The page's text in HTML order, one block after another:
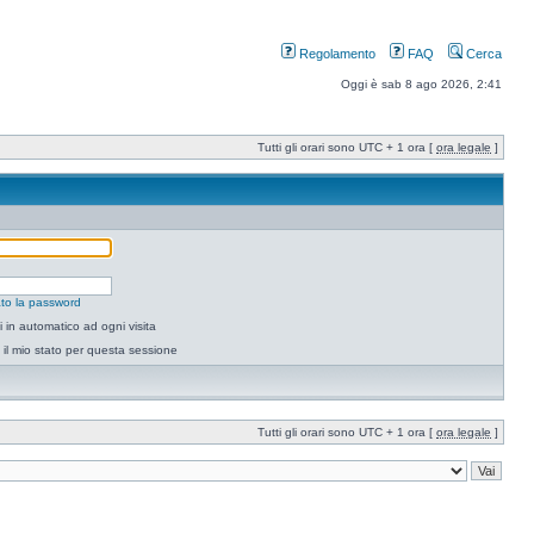
Regolamento FAQ Cerca
Oggi è sab 8 ago 2026, 2:41
Tutti gli orari sono UTC + 1 ora [ ora legale ]
la password
in automatico ad ogni visita
il mio stato per questa sessione
Tutti gli orari sono UTC + 1 ora [ ora legale ]